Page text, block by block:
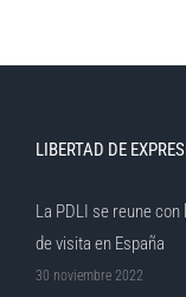
LIBERTAD DE
La PDLI se reune
de visita en España
30 noviembre 2022